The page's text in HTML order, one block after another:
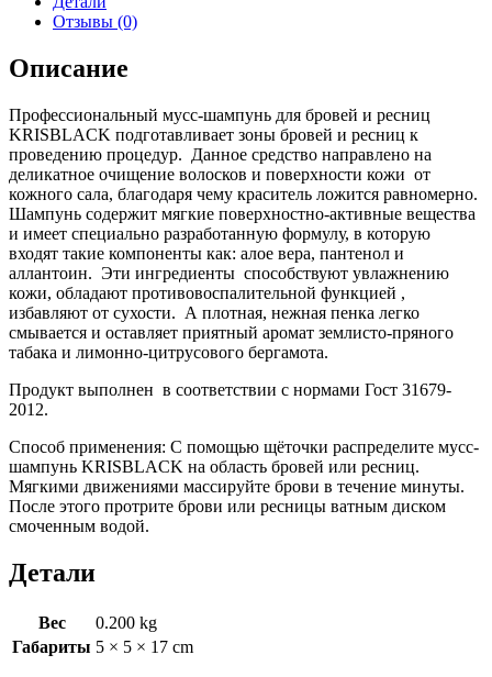
шампунь
бровей
и
150
мл.
Отзывы (0)
Описание
Профессиональный мусс-шампунь для бровей и ресниц
KRISBLACK подготавливает зоны бровей и ресниц к
проведению процедур. Данное средство направлено на
деликатное очищение волосков и поверхности кожи от
кожного сала, благодаря чему краситель ложится равномерно.
Шампунь содержит мягкие поверхностно-активные вещества
и имеет специально разработанную формулу, в которую
входят такие компоненты как: алое вера, пантенол и
аллантоин. Эти ингредиенты способствуют увлажнению
кожи, обладают противовоспалительной функцией ,
избавляют от сухости. А плотная, нежная пенка легко
смывается и оставляет приятный аромат землисто-пряного
табака и лимонно-цитрусового бергамота.
Продукт выполнен в соответствии с нормами Гост 31679-
2012.
Способ применения: С помощью щёточки распределите мусс-
шампунь KRISBLACK на область бровей или ресниц.
Мягкими движениями массируйте брови в течение минуты.
После этого протрите брови или ресницы ватным диском
смоченным водой.
Детали
Вес
0.200 kg
Габариты 5 × 5 × 17 cm